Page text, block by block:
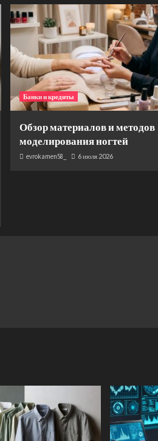
Банки и кредиты
Обзор материалов и методов
моделирования ногтей
evrokamen58_ 6 июля 2026